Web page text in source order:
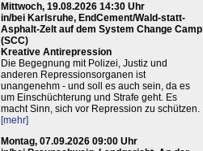
Mittwoch, 19.08.2026 14:30 Uhr
in/bei Karlsruhe, EndCement/Wald-statt-
Asphalt-Zelt auf dem System Change Camp
(SCC)
Kreative Antirepression
Die Begegnung mit Polizei, Justiz und
anderen Repressionsorganen ist
unangenehm - und soll es auch sein, da es
um Einschüchterung und Strafe geht. Es
macht Sinn, sich vor Repression zu schützen.
[mehr]
Montag, 07.09.2026 09:00 Uhr